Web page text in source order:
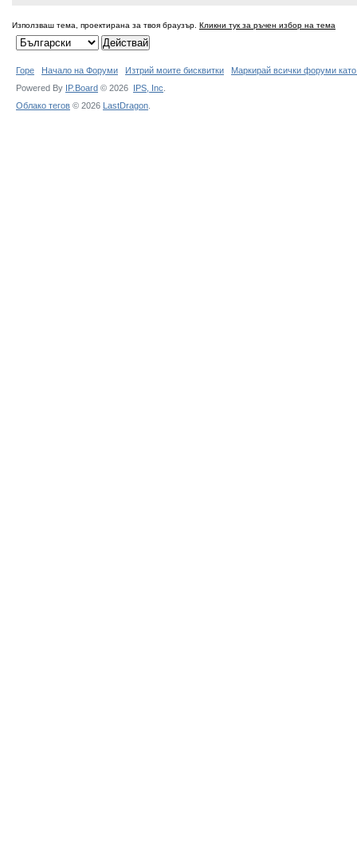
Използваш тема, проектирана за твоя браузър. Кликни тук за ръчен избор на тема
Горе Начало на Форуми Изтрий моите бисквитки
Маркирай всички форуми
Powered By IP.Board © 2026 IPS, Inc
Облако тегов © 2026 LastDragon